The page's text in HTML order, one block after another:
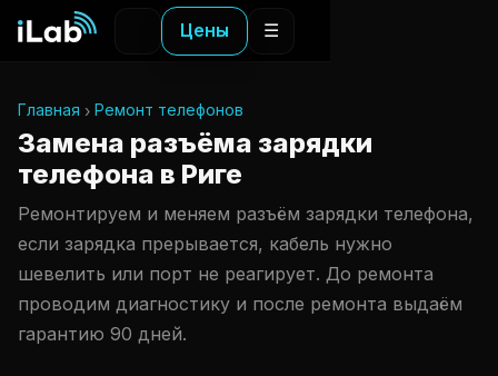
Цены ☰
Главная Ремонт телефонов
Замена разъёма зарядки
телефона в Риге
Ремонтируем и меняем разъём зарядки телефона,
если зарядка прерывается, кабель нужно
шевелить или порт не реагирует. До ремонта
проводим диагностику и после ремонта выдаём
гарантию 90 дней.